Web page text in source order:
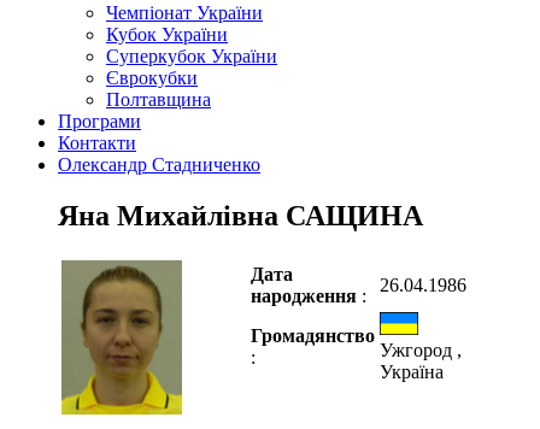
Чемпіонат України
Кубок України
Суперкубок України
Єврокубки
Полтавщина
Програми
Контакти
Олександр Стадниченко
Яна Михайлівна САЩИНА
Дата
народження :
26.04.1986
Громадянство
:
Ужгород ,
Україна